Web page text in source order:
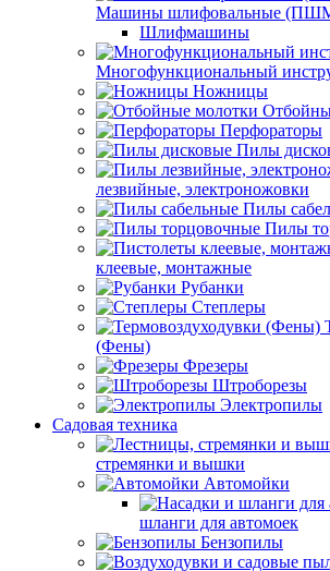
Машины шлифовальные
Шлифмашины
Многофункциональный
Ножницы
Перфораторы
Пилы
лезвийные, электроножовки
Пилы
Пилы
клеевые, монтажные
Рубанки
Степлеры
(Фены)
Фрезеры
Штроборезы
Электропилы
Садовая техника
стремянки и вышки
Автомойки
шланги для автомоек
Бензопилы